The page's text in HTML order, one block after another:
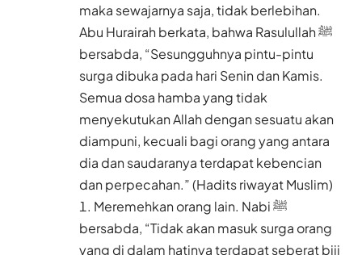
maka sewajarnya saja, tidak berlebihan.
Abu Hurairah berkata, bahwa Rasulullah ﷺ
bersabda, “Sesungguhnya pintu-pintu
surga dibuka pada hari Senin dan Kamis.
Semua dosa hamba yang tidak
menyekutukan Allah dengan sesuatu akan
diampuni, kecuali bagi orang yang antara
dia dan saudaranya terdapat kebencian
dan perpecahan.” (Hadits riwayat Muslim)
Meremehkan orang lain. Nabi ﷺ
bersabda, “Tidak akan masuk surga orang
yang di dalam hatinya terdapat seberat biji